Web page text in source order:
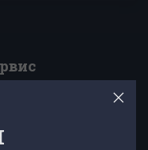
к
множества товаров? Тебе
товарищей по